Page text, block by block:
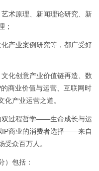
术原理、新闻理论研究、新
；
产业案例研究等，都广受好
化创意产业价值链再造、数
商业价值与运营、互联网时
化产业运营之道。
双过程哲学——生命成长与运
IP商业的消费者选择——来自
受众百万人。
）包括：